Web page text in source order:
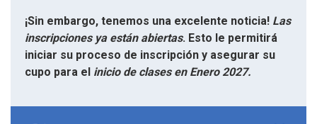
¡Sin embargo, tenemos una excelente noticia! Las
inscripciones ya están abiertas. Esto le permitirá
iniciar su proceso de inscripción y asegurar su
cupo para el inicio de clases en Enero 2027.